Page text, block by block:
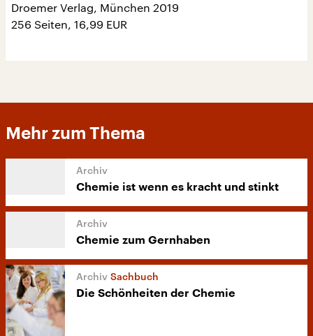
Droemer Verlag, München 2019
256 Seiten, 16,99 EUR
Mehr zum Thema
Chemie ist wenn es kracht und stinkt
Chemie zum Gernhaben
Sachbuch
Die Schönheiten der Chemie